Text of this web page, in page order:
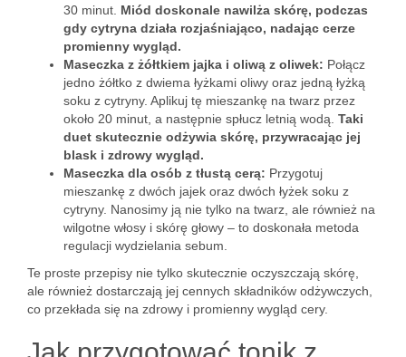
30 minut. Miód doskonale nawilża skórę, podczas
gdy cytryna działa rozjaśniająco, nadając cerze
promienny wygląd.
Maseczka z żółtkiem jajka i oliwą z oliwek: Połącz
jedno żółtko z dwiema łyżkami oliwy oraz jedną łyżką
soku z cytryny. Aplikuj tę mieszankę na twarz przez
około 20 minut, a następnie spłucz letnią wodą. Taki
duet skutecznie odżywia skórę, przywracając jej
blask i zdrowy wygląd.
Maseczka dla osób z tłustą cerą: Przygotuj
mieszankę z dwóch jajek oraz dwóch łyżek soku z
cytryny. Nanosimy ją nie tylko na twarz, ale również na
wilgotne włosy i skórę głowy – to doskonała metoda
regulacji wydzielania sebum.
Te proste przepisy nie tylko skutecznie oczyszczają skórę,
ale również dostarczają jej cennych składników odżywczych,
co przekłada się na zdrowy i promienny wygląd cery.